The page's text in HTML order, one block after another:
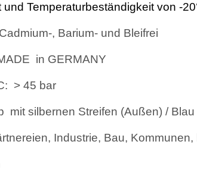
Temperaturbeständigkeit von -
, Barium- und Bleifrei
in GERMANY
> 45 bar
mit silbernen Streifen (Außen) / Blau
Industrie, Bau,